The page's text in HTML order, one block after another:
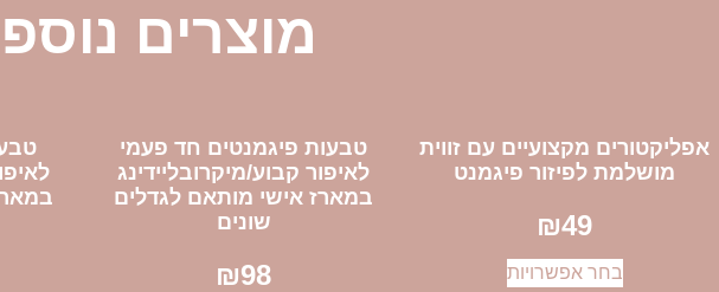
מוצרים
אפליקטורים מקצועיים עם זווית
מושלמת לפיזור פיגמנט
₪49
בחר אפשרויות
טבעות פיגמנטים חד פעמי
לאיפור קבוע/מיקרובליידינג
במארז אישי מותאם לגדלים
שונים
₪98